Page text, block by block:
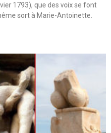
1793), que des voix se font
sort à Marie-Antoinette.